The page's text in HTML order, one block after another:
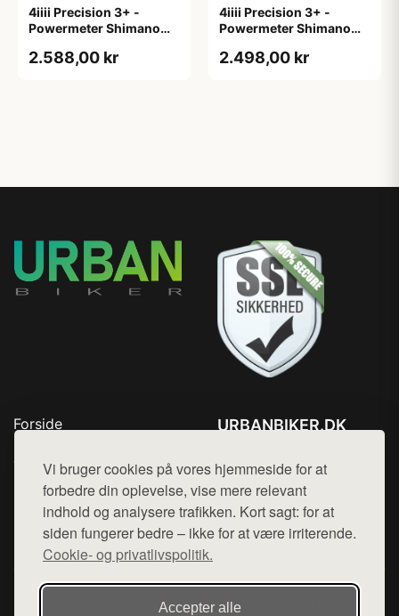
Vi bruger cookies på vores hjemmeside for at
forbedre din oplevelse, vise mere relevant
indhold og analysere trafikken. Kort sagt: for at
siden fungerer bedre – ikke for at være irriterende.
Cookie- og privatlivspolitik.
Accepter alle
4iiii Precision 3+ -
Powermeter Shimano
- 165mm
2.588,00 kr
4iiii Precision 3+ -
Powermeter Shimano
- 170mm
2.498,00 kr
Forside
Top Rabatter
Blog
Kontakt
URBANBIKER.DK
Mail: hej@want.dk
Cookie- og privatlivspolitik
Denne side er en del af want.dk, der udgiver en række